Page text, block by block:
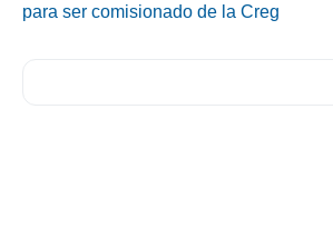
para ser comisionado de la Creg